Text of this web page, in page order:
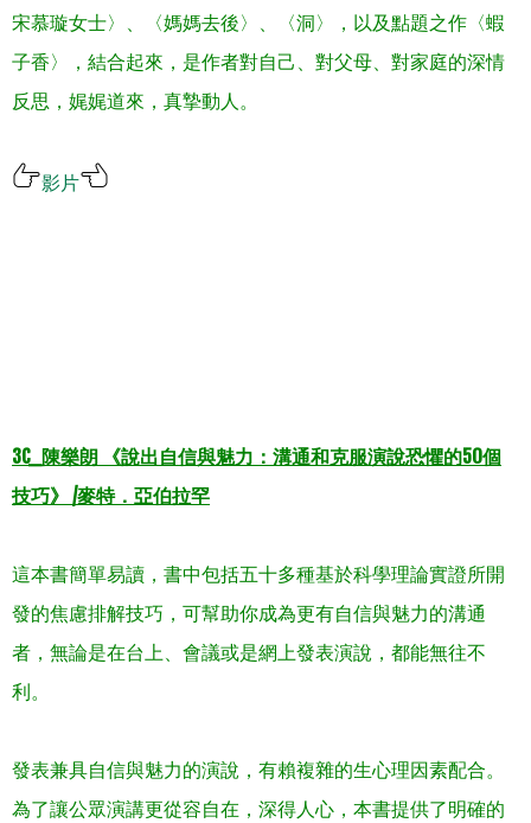
宋慕璇女士〉、〈媽媽去後〉、〈洞〉，以及點題之作〈蝦
子香〉，結合起來，是作者對自己、對父母、對家庭的深情
反思，娓娓道來，真摯動人 。
影片
3C_
陳樂朗 《說出自信與魅力 ：溝通和克服演說恐懼的50個
技巧》 /麥特．亞伯拉罕
這本書簡單易讀，書中包括五十多種基於科學理論實證所開
發的焦慮排解技巧，可幫助你成為更有自信與魅力的溝通
者，無論是在台上、會議或是網上發表演說，都能無往不
利。
發表兼具自信與魅力的演說，有賴複雜的生心理因素配合。
為了讓公眾演講更從容自在，深得人心，本書提供了明確的